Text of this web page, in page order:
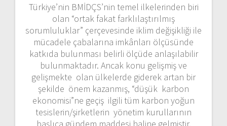
Türkiye’nin BMİDÇS’nin temel ilkelerinden biri
olan “ortak fakat farklılaştırılmış
sorumluluklar” çerçevesinde iklim değişikliği ile
mücadele çabalarına imkânları ölçüsünde
katkıda bulunması belirli ölçüde anlaşılabilir
bulunmaktadır. Ancak konu gelişmiş ve
gelişmekte olan ülkelerde giderek artan bir
şekilde önem kazanmış, “düşük karbon
ekonomisi”ne geçiş ilgili tüm karbon yoğun
tesislerin/şirketlerin yönetim kurullarının
başlıca gündem maddesi haline gelmiştir.